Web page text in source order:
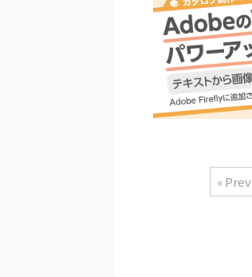
« Prev